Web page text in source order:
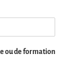
ou de formation